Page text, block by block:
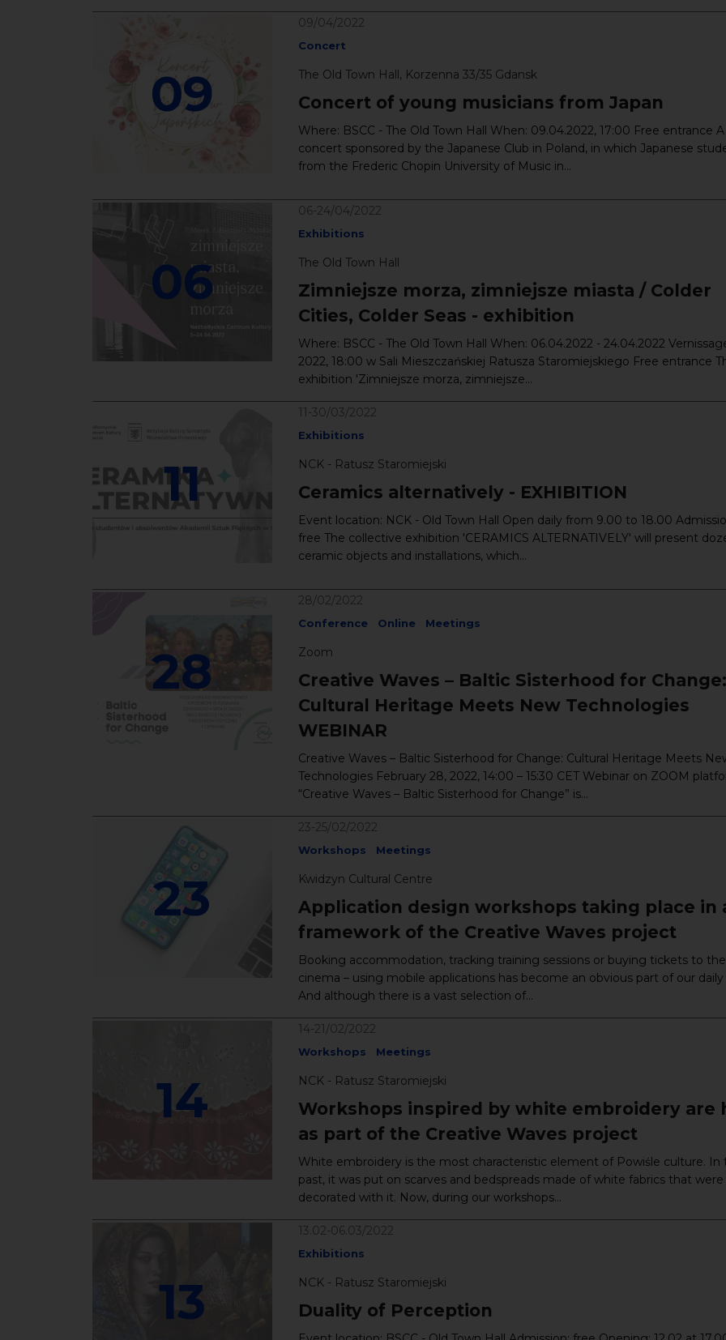
09
09/04/2022
Concert
The Old Town Hall, Korzenna 33/35 Gdansk
Concert of young musicians from Japan
Where: BSCC - The Old Town Hall When: 09.04.2022, 17:00 Free entrance A
concert sponsored by the Japanese Club in Poland, in which Japanese
from the Frederic Chopin University of Music in...
06
06-24/04/2022
Exhibitions
The Old Town Hall
Zimniejsze morza, zimniejsze miasta / Colder
Cities, Colder Seas - exhibition
Where: BSCC - The Old Town Hall When: 06.04.2022 - 24.04.2022
2022, 18:00 w Sali Mieszczańskiej Ratusza Staromiejskiego Free entrance
exhibition 'Zimniejsze morza, zimniejsze...
11
11-30/03/2022
Exhibitions
NCK - Ratusz Staromiejski
Ceramics alternatively - EXHIBITION
Event location: NCK - Old Town Hall Open daily from 9.00 to 18.00
free The collective exhibition 'CERAMICS ALTERNATIVELY' will present
ceramic objects and installations, which...
28
28/02/2022
Conference Online Meetings
Zoom
Creative Waves – Baltic Sisterhood for Change:
Cultural Heritage Meets New Technologies
WEBINAR
Creative Waves – Baltic Sisterhood for Change: Cultural Heritage Meets
Technologies February 28, 2022, 14:00 – 15:30 CET Webinar on ZOOM
“Creative Waves – Baltic Sisterhood for Change” is...
23
23-25/02/2022
Workshops Meetings
Kwidzyn Cultural Centre
Application design workshops taking place in
framework of the Creative Waves project
Booking accommodation, tracking training sessions or buying tickets to the
cinema – using mobile applications has become an obvious part of our daily
And although there is a vast selection of...
14
14-21/02/2022
Workshops Meetings
NCK - Ratusz Staromiejski
Workshops inspired by white embroidery are
as part of the Creative Waves project
White embroidery is the most characteristic element of Powiśle culture. In
past, it was put on scarves and bedspreads made of white fabrics that were
decorated with it. Now, during our workshops...
13
13.02-06.03/2022
Exhibitions
NCK - Ratusz Staromiejski
Duality of Perception